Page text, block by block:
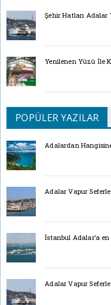
Şehir Hatları Adalar
Yenilenen Yüzü İle
POPÜLER YAZILAR
Adalardan
Adalar Vapur
İstanbul Adalar’a en
Adalar Vapur